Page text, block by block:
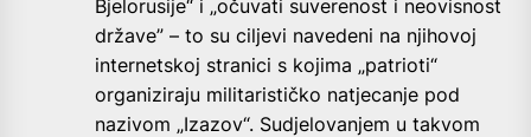
Bjelorusije“ i „očuvati suverenost i neovisnost
države” – to su ciljevi navedeni na njihovoj
internetskoj stranici s kojima „patrioti“
organiziraju militarističko natjecanje pod
nazivom „Izazov“. Sudjelovanjem u takvom